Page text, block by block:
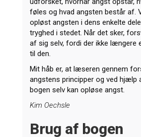
føles og hvad angsten består af.
opløst angsten i dens enkelte
tryghed i stedet. Når det sker,
af sig selv, fordi der ikke længere
til den.
Mit håb er, at læseren gennem
angstens principper og ved hjælp
bogen selv kan opløse angst.
Kim Oechsle
Brug af bogen